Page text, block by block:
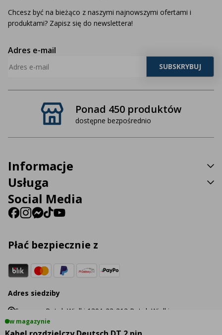
w magazynie
Ponad 450 produktów
dostępne bezpośrednio
Chcesz być na bieżąco z naszymi najnowszymi ofertami i
produktami? Zapisz się do newslettera!
Adres e-mail
Informacje
Usługa
Social Media
Płać bezpiecznie z
Adres siedziby
Sp. z o.o. Potok Wielki 130A 23-313 Potok Wielki